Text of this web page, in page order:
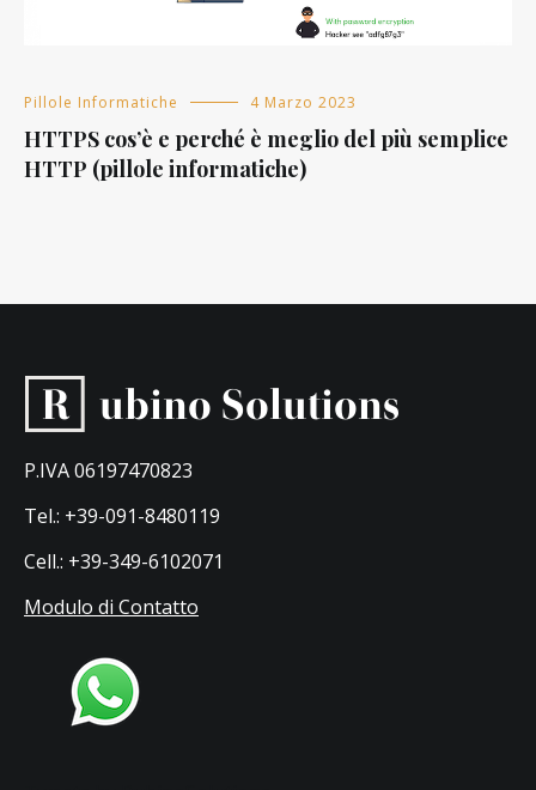
Pillole Informatiche 4 Marzo 2023
HTTPS cos’è e perché è meglio del più semplice
HTTP (pillole informatiche)
P.IVA 06197470823
Tel.: +39-091-8480119
Cell.: +39-349-6102071
Modulo di Contatto